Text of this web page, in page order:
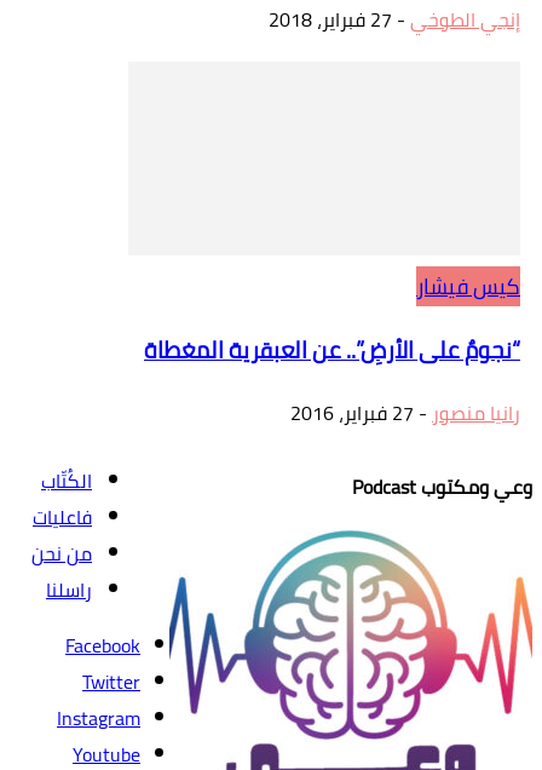
إنجي الطوخي- 27 فبراير، 2018
كيس فيشار
“نجومٌ على الأرضِ”.. عن العبقرية المغطاة
رانيا منصور- 27 فبراير، 2016
وعي ومكتوب Podcast
الكُتّاب
فاعليات
من نحن
راسلنا
Facebook
Twitter
Instagram
Youtube